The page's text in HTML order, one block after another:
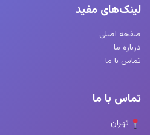
لینک‌های مفید
صفحه اصلی
درباره ما
تماس با ما
تماس با ما
تهران